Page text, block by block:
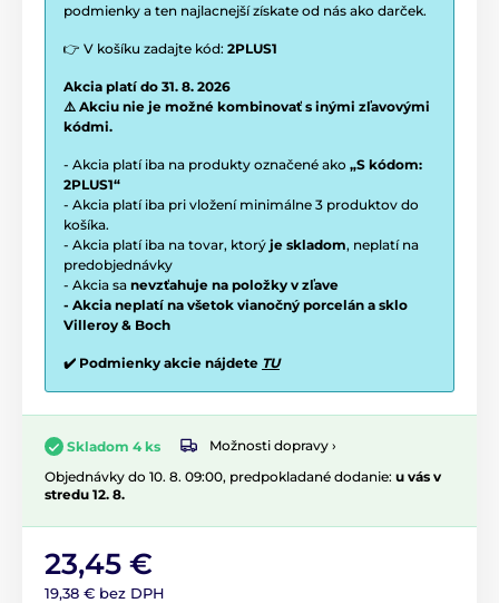
podmienky a ten najlacnejší získate od nás ako darček.
👉 V košíku zadajte kód: 2PLUS1
Akcia platí do 31. 8. 2026
⚠️ Akciu nie je možné kombinovať s inými zľavovými
kódmi.
- Akcia platí iba na produkty označené ako „S kódom:
2PLUS1“
- Akcia platí iba pri vložení minimálne 3 produktov do
košíka.
- Akcia platí iba na tovar, ktorý je skladom, neplatí na
predobjednávky
- Akcia sa nevzťahuje na položky v zľave
- Akcia neplatí na všetok vianočný porcelán a sklo
Villeroy & Boch
✔️ Podmienky akcie nájdete TU
Skladom 4 ks
Možnosti dopravy ›
Objednávky do 10. 8. 09:00, predpokladané dodanie: u vás v
stredu 12. 8.
23,45 €
19,38 € bez DPH